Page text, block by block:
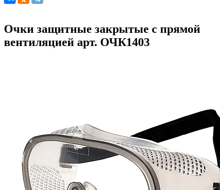
Очки защитные закрытые с прямой
вентиляцией арт. ОЧК1403